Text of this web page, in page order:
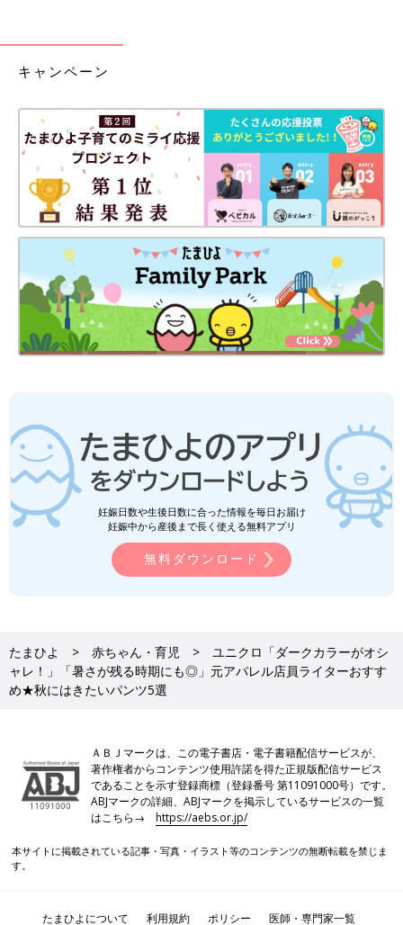
キャンペーン
妊娠日数や生後日数に合った情報を毎日お届け
妊娠中から産後まで長く使える無料アプリ
無料ダウンロード
たまひよ 赤ちゃん・育児
ユニクロ「ダークカラーがオシ
ャレ！」「暑さが残る時期にも◎」元アパレル店員ライターおすす
め★秋にはきたいパンツ5選
ＡＢＪマークは、この電子書店・電子書籍配信サービスが、
著作権者からコンテンツ使用許諾を得た正規版配信サービス
であることを示す登録商標（登録番号 第11091000号）です。
ABJマークの詳細、ABJマークを掲示しているサービスの一覧
はこちら→https://aebs.or.jp/
本サイトに掲載されている記事・写真・イラスト等のコンテンツの無断転載を禁じま
す。
たまひよについて 利用規約 ポリシー 医師・専門家一覧